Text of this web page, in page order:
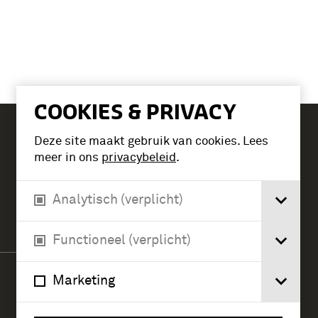
COOKIES & PRIVACY
Deze site maakt gebruik van cookies. Lees
meer in ons privacybeleid.
Analytisch (verplicht)
Functioneel (verplicht)
Marketing
Tickets
Verlengde Paltzerweg 1